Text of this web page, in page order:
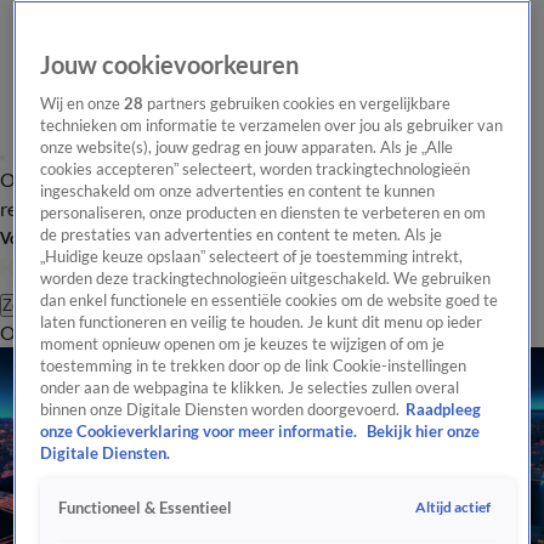
Overzicht Laatste nieuws Regionieuws Het beste van Hart
Tip de
redactie
Volg Hart van Nederland
Zoeken
OverzichtRegioUitzendingenWeerTip de redactiePanelVideo's
Jouw cookievoorkeuren
Wij en onze28 partners gebruiken cookies en vergelijkbare
technieken om informatie te verzamelen over jou als gebruiker van
onze website(s), jouw gedrag en jouw apparaten. Als je „Alle
cookies accepteren” selecteert, worden trackingtechnologieën
ingeschakeld om onze advertenties en content te kunnen
personaliseren, onze producten en diensten te verbeteren en om
de prestaties van advertenties en content te meten. Als je
„Huidige keuze opslaan” selecteert of je toestemming intrekt,
worden deze trackingtechnologieën uitgeschakeld. We gebruiken
dan enkel functionele en essentiële cookies om de website goed te
laten functioneren en veilig te houden. Je kunt dit menu op ieder
moment opnieuw openen om je keuzes te wijzigen of om je
toestemming in te trekken door op de link Cookie-instellingen
onder aan de webpagina te klikken. Je selecties zullen overal
binnen onze Digitale Diensten worden doorgevoerd. Raadpleeg
onze Cookieverklaring voor meer informatie.
Bekijk hier onze
Digitale Diensten.
Functioneel & Essentieel Altijd actief